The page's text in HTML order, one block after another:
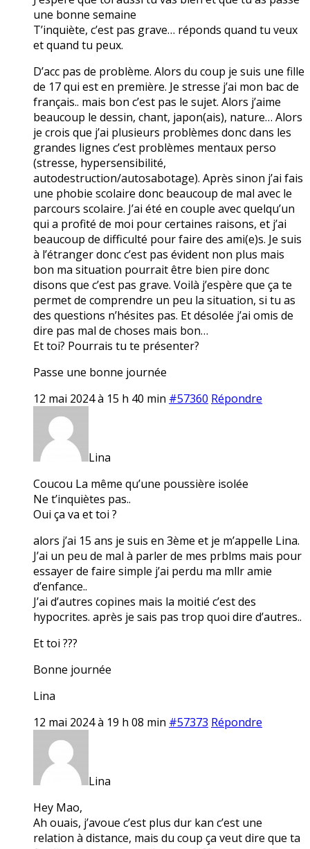
une bonne semaine
T’inquiète, c’est pas grave… réponds quand tu veux
et quand tu peux.
D’acc pas de problème. Alors du coup je suis une fille
de 17 qui est en première. Je stresse j’ai mon bac de
français.. mais bon c’est pas le sujet. Alors j’aime
beaucoup le dessin, chant, japon(ais), nature… Alors
je crois que j’ai plusieurs problèmes donc dans les
grandes lignes c’est problèmes mentaux perso
(stresse, hypersensibilité,
autodestruction/autosabotage). Après sinon j’ai fais
une phobie scolaire donc beaucoup de mal avec le
parcours scolaire. J’ai été en couple avec quelqu’un
qui a profité de moi pour certaines raisons, et j’ai
beaucoup de difficulté pour faire des ami(e)s. Je suis
à l’étranger donc c’est pas évident non plus mais
bon ma situation pourrait être bien pire donc
disons que c’est pas grave. Voilà j’espère que ça te
permet de comprendre un peu la situation, si tu as
des questions n’hésites pas. Et désolée j’ai omis de
dire pas mal de choses mais bon…
Et toi? Pourrais tu te présenter?
Passe une bonne journée
12 mai 2024 à 15 h 40 min #57360 Répondre
Lina
Coucou La même qu’une poussière isolée
Ne t’inquiètes pas..
Oui ça va et toi ?
alors j’ai 15 ans je suis en 3ème et je m’appelle Lina.
J’ai un peu de mal à parler de mes prblms mais pour
essayer de faire simple j’ai perdu ma mllr amie
d’enfance..
J’ai d’autres copines mais la moitié c’est des
hypocrites. après je sais pas trop quoi dire d’autres..
Et toi ???
Bonne journée
Lina
12 mai 2024 à 19 h 08 min #57373 Répondre
Lina
Hey Mao,
Ah ouais, j’avoue c’est plus dur kan c’est une
relation à distance, mais du coup ça veut dire que ta